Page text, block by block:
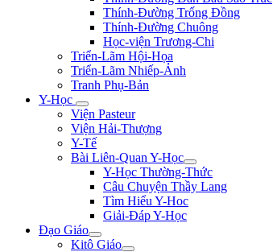
Thính-Đường Trống Đồng
Thính-Đường Chuông
Học-viện Trương-Chi
Triển-Lãm Hội-Họa
Triển-Lãm Nhiếp-Ảnh
Tranh Phụ-Bản
Y-Học
Viện Pasteur
Viện Hải-Thượng
Y-Tế
Bài Liên-Quan Y-Học
Y-Học Thường-Thức
Câu Chuyện Thầy Lang
Tìm Hiểu Y-Hoc
Giải-Đáp Y-Học
Đạo Giáo
Kitô Giáo